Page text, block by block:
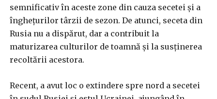
semnificativ în aceste zone din cauza secetei și a
înghețurilor târzii de sezon. De atunci, seceta din
Rusia nu a dispărut, dar a contribuit la
maturizarea culturilor de toamnă și la susținerea
recoltării acestora.
Recent, a avut loc o extindere spre nord a secetei